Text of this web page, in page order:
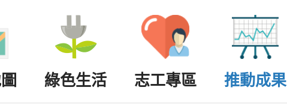
綠色生活 志工專區 推動成果